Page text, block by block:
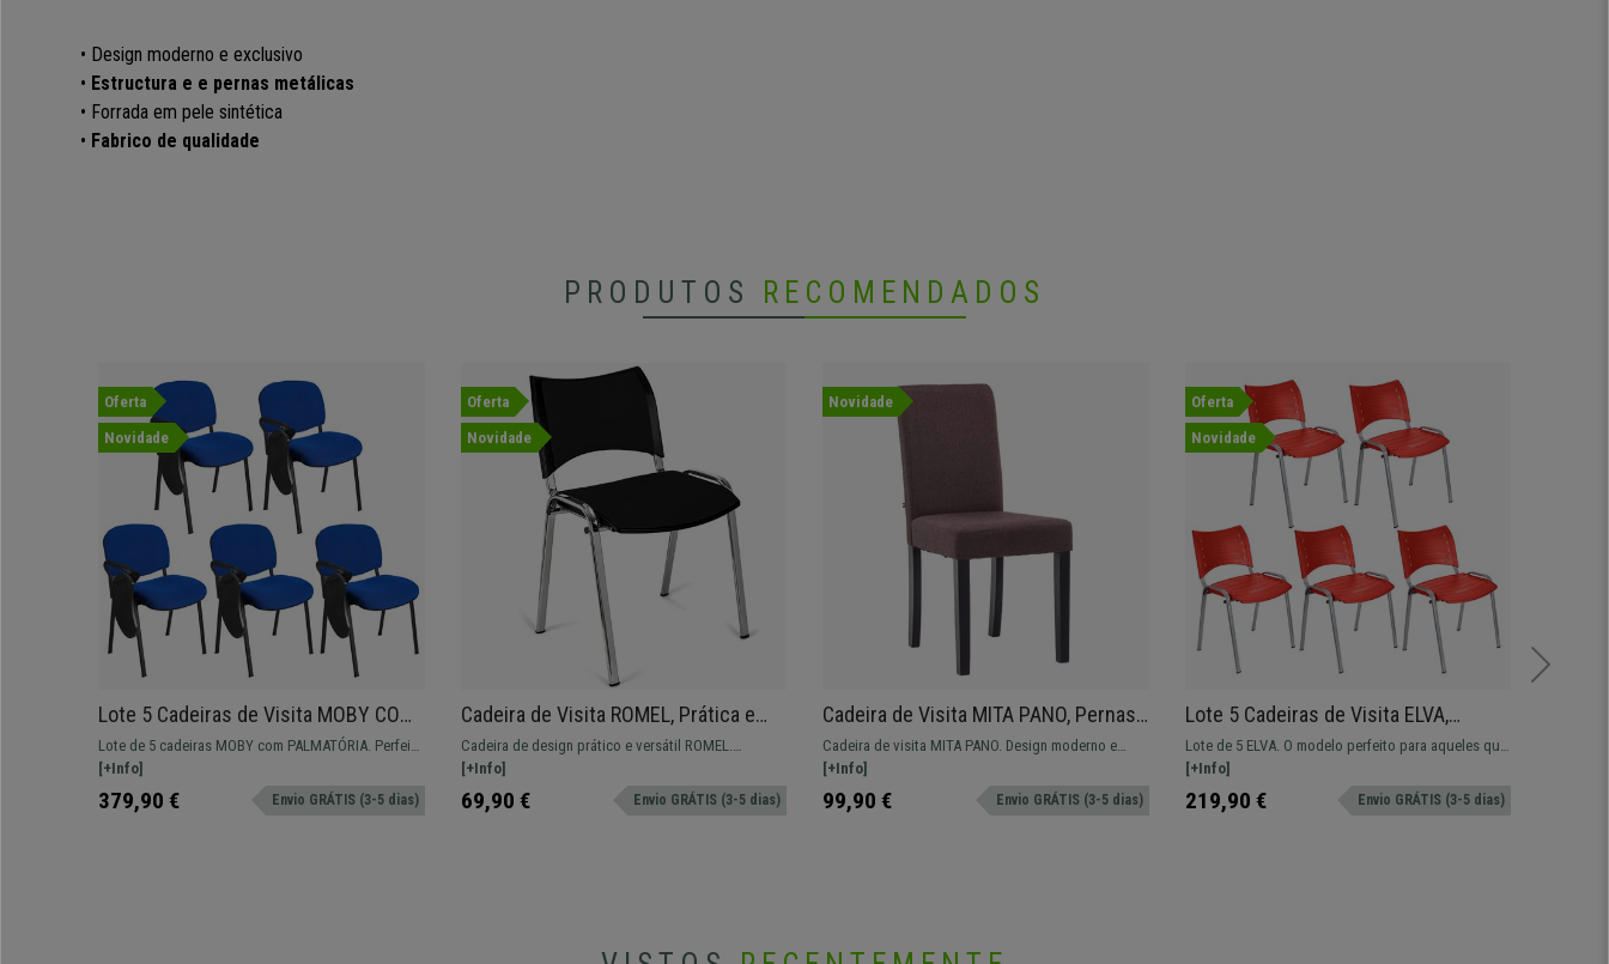
• Design moderno e exclusivo
• Estructura e e pernas metálicas
• Forrada em pele sintética
• Fabrico de qualidade
PRODUTOS RECOMENDADOS
Oferta
Novidade
Lote 5 Cadeiras de Visita MOBY COM
PALMATÓRIA, Confortável, Pernas
Pretas, Cor Azul
Lote de 5 cadeiras MOBY com PALMATÓRIA. Perfeita
para salas de formação ou eventos.
[+Info]
379,90 € Envio GRÁTIS (3-5 dias)
Oferta
Novidade
Cadeira de Visita ROMEL, Prática e
Empilhável, Pernas Cromadas, Em
Pano, Preto
Cadeira de design prático e versátil ROMEL.
Confortável, resistente e com design moderno.
[+Info]
69,90 € Envio GRÁTIS (3-5 dias)
Novidade
Cadeira de Visita MITA PANO, Pernas
de Madeira Preta, Cor Castanho
Cadeira de visita MITA PANO. Design moderno e
conforto extra devido ao seu grosso acolchoado
forrado em tecido
[+Info]
99,90 € Envio GRÁTIS (3-5 dias)
Oferta
Novidade
Lote 5 Cadeiras de Visita ELVA,
Confortável e Prática, Pernas Cinza,
Cor Vermelho
Lote de 5 ELVA. O modelo perfeito para aqueles que
procuram resistência, comodidade e facilidade de
uso.
[+Info]
219,90 € Envio GRÁTIS (3-5 dias)